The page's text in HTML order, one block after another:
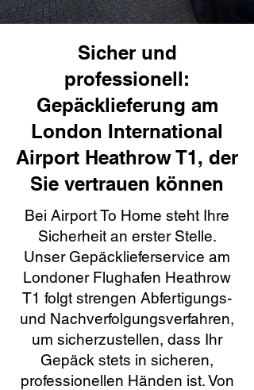
Sicher und
professionell:
Gepäcklieferung am
London International
Airport Heathrow T1, der
Sie vertrauen können
Bei Airport To Home steht Ihre
Sicherheit an erster Stelle.
Unser Gepäcklieferservice am
Londoner Flughafen Heathrow
T1 folgt strengen Abfertigungs-
und Nachverfolgungsverfahren,
um sicherzustellen, dass Ihr
Gepäck stets in sicheren,
professionellen Händen ist. Von